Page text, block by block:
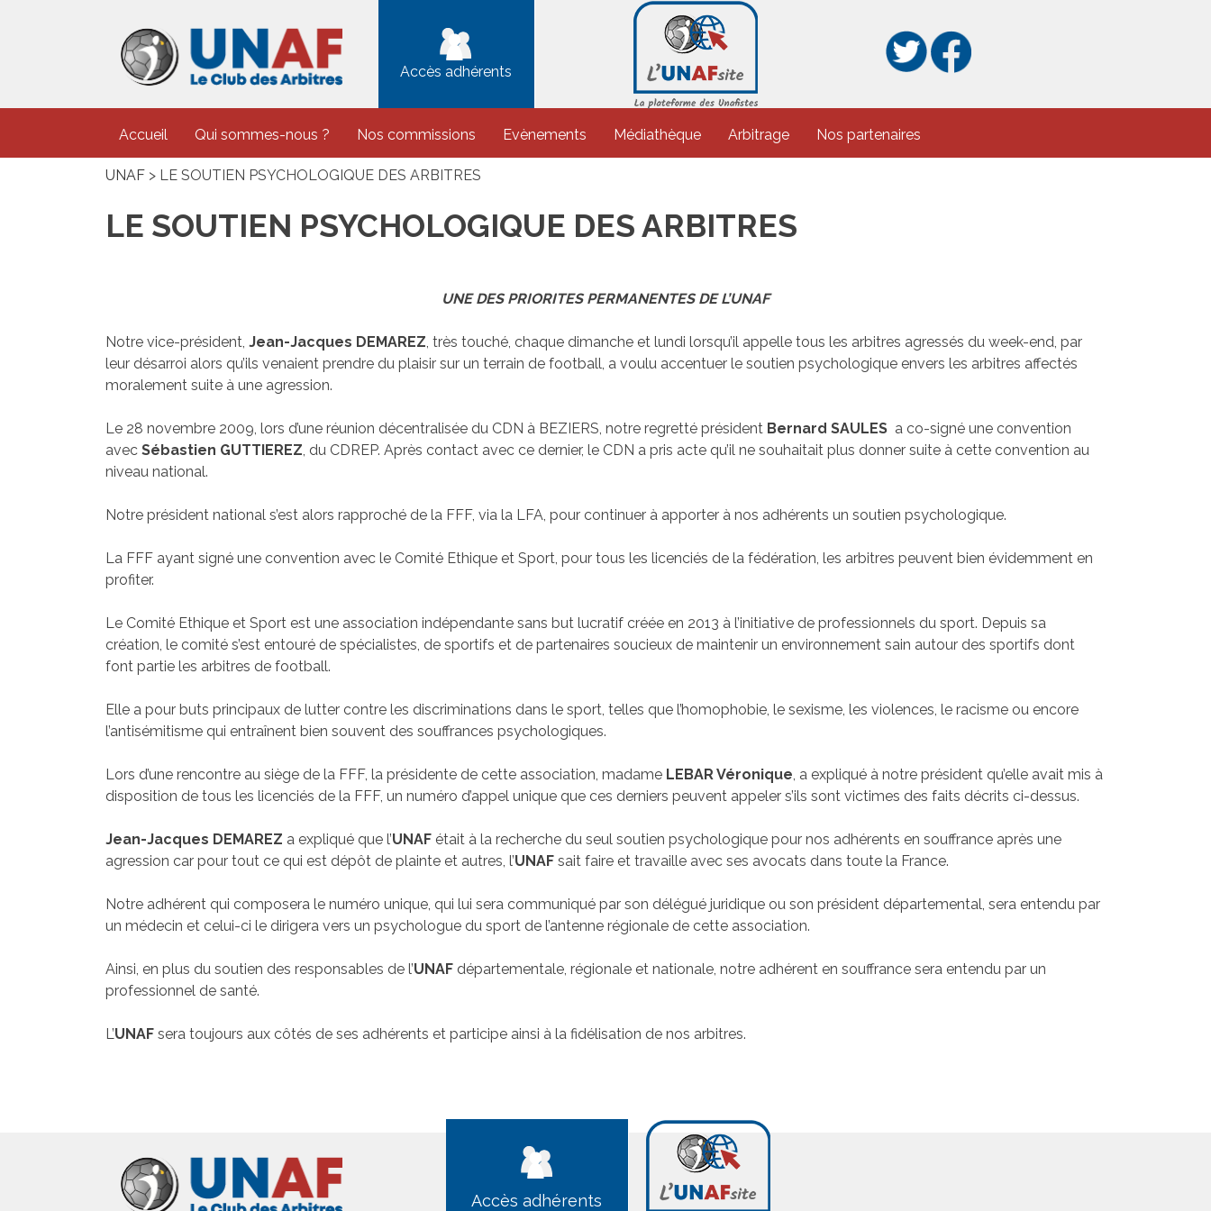
Accès adhérents
Accueil Qui sommes-nous ? Nos commissions Evènements Médiathèque Arbitrage Nos partenaires
UNAF > LE SOUTIEN PSYCHOLOGIQUE DES ARBITRES
LE SOUTIEN PSYCHOLOGIQUE DES ARBITRES
UNE DES PRIORITES PERMANENTES DE L’UNAF
Notre vice-président, Jean-Jacques DEMAREZ, très touché, chaque dimanche et lundi lorsqu’il appelle tous les arbitres agressés du week-end, par
leur désarroi alors qu’ils venaient prendre du plaisir sur un terrain de football, a voulu accentuer le soutien psychologique envers les arbitres affectés
moralement suite à une agression.
Le 28 novembre 2009, lors d’une réunion décentralisée du CDN à BEZIERS, notre regretté président Bernard SAULES a co-signé une convention
avec Sébastien GUTTIEREZ, du CDREP. Après contact avec ce dernier, le CDN a pris acte qu’il ne souhaitait plus donner suite à cette convention au
niveau national.
Notre président national s’est alors rapproché de la FFF, via la LFA, pour continuer à apporter à nos adhérents un soutien psychologique.
La FFF ayant signé une convention avec le Comité Ethique et Sport, pour tous les licenciés de la fédération, les arbitres peuvent bien évidemment en
profiter.
Le Comité Ethique et Sport est une association indépendante sans but lucratif créée en 2013 à l’initiative de professionnels du sport. Depuis sa
création, le comité s’est entouré de spécialistes, de sportifs et de partenaires soucieux de maintenir un environnement sain autour des sportifs dont
font partie les arbitres de football.
Elle a pour buts principaux de lutter contre les discriminations dans le sport, telles que l’homophobie, le sexisme, les violences, le racisme ou encore
l’antisémitisme qui entraînent bien souvent des souffrances psychologiques.
Lors d’une rencontre au siège de la FFF, la présidente de cette association, madame LEBAR Véronique, a expliqué à notre président qu’elle avait mis à
disposition de tous les licenciés de la FFF, un numéro d’appel unique que ces derniers peuvent appeler s’ils sont victimes des faits décrits ci-dessus.
Jean-Jacques DEMAREZ a expliqué que l’UNAF était à la recherche du seul soutien psychologique pour nos adhérents en souffrance après une
agression car pour tout ce qui est dépôt de plainte et autres, l’UNAF sait faire et travaille avec ses avocats dans toute la France.
Notre adhérent qui composera le numéro unique, qui lui sera communiqué par son délégué juridique ou son président départemental, sera entendu par
un médecin et celui-ci le dirigera vers un psychologue du sport de l’antenne régionale de cette association.
Ainsi, en plus du soutien des responsables de l’UNAF départementale, régionale et nationale, notre adhérent en souffrance sera entendu par un
professionnel de santé.
L’UNAF sera toujours aux côtés de ses adhérents et participe ainsi à la fidélisation de nos arbitres.
Accès adhérents